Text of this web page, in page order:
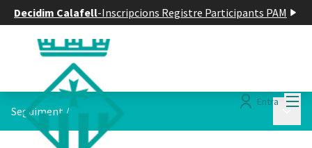
Decidim Calafell-Inscripcions Registre Participants PAM
Entra
Seguiment /